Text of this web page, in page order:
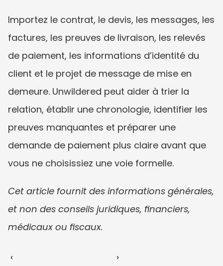
Importez le contrat, le devis, les messages, les
factures, les preuves de livraison, les relevés
de paiement, les informations d’identité du
client et le projet de message de mise en
demeure. Unwildered peut aider à trier la
relation, établir une chronologie, identifier les
preuves manquantes et préparer une
demande de paiement plus claire avant que
vous ne choisissiez une voie formelle.
Cet article fournit des informations générales,
et non des conseils juridiques, financiers,
médicaux ou fiscaux.
‹ ›